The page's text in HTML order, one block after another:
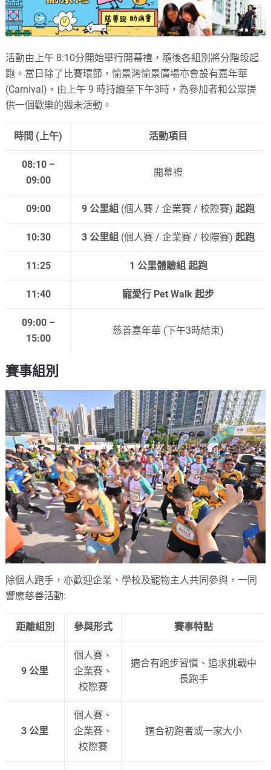
活動由上午 8:10分開始舉行開幕禮，隨後各組別將分階段起
跑。當日除了比賽環節，愉景灣愉景廣場亦會設有嘉年華
(Carnival)，由上午 9 時持續至下午3時，為參加者和公眾提
供一個歡樂的週末活動。
時間 (上午) 活動項目
08:10 –
09:00
開幕禮
09:00 9 公里組 (個人賽 / 企業賽 / 校際賽)起跑
10:30 3 公里組 (個人賽 / 企業賽 / 校際賽)起跑
11:25 1 公里體驗組 起跑
11:40 寵愛行 Pet Walk 起步
09:00 –
15:00
慈善嘉年華 (下午3時結束)
賽事組別
除個人跑手，亦歡迎企業、學校及寵物主人共同參與，一同
響應慈善活動:
距離組別 參與形式 賽事特點
9 公里
個人賽、
企業賽、
校際賽
適合有跑步習慣、追求挑戰中
長跑手
3 公里
個人賽、
企業賽、
校際賽
適合初跑者或一家大小